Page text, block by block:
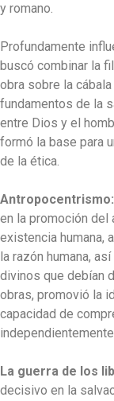
y romano.
Profundamente
buscó combinar la
obra sobre la
fundamentos de la
entre Dios y el
formó la base para
de la ética.
Antropocentrismo:
en la promoción del
existencia humana,
la razón humana,
divinos que debían
obras, promovió la
capacidad de
La guerra de los
decisivo en la